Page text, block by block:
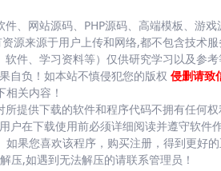
、网站源码、PHP源码、高端模板、游戏
源来源于用户上传和网络,都不包含技术服
件、学习资料等）仅供研究学习以及参
自负！如本站不慎侵犯您的版权 侵删请致
相关内容！
提供下载的软件和程序代码不拥有任何
户在下载使用前必须详细阅读并遵守软件
果您喜欢该程序，购买注册，得到更好的
解压,如遇到无法解压的请联系管理员！